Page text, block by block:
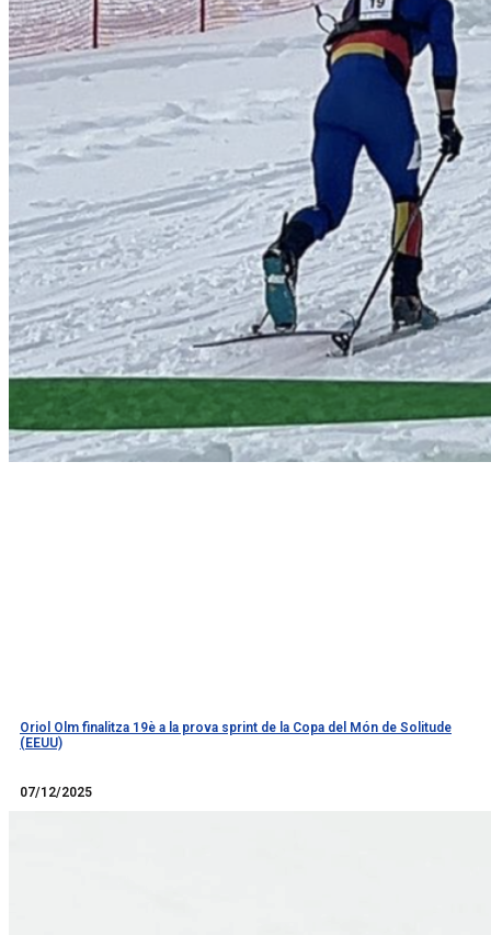
Oriol Olm finalitza 19è a la prova sprint de la Copa del Món de Solitude
(EEUU)
07/12/2025